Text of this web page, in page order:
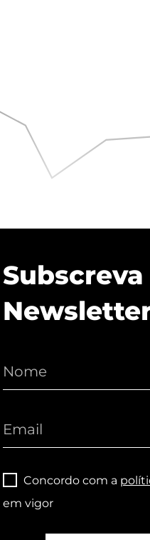
Subscreva
Concordo com a
em vigor